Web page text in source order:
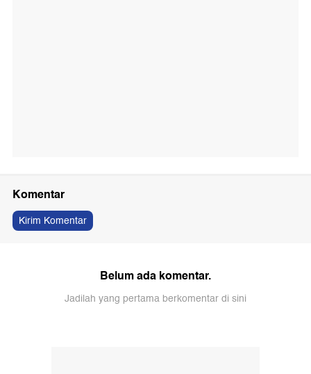
Komentar
Kirim Komentar
Belum ada komentar.
Jadilah yang pertama berkomentar di sini